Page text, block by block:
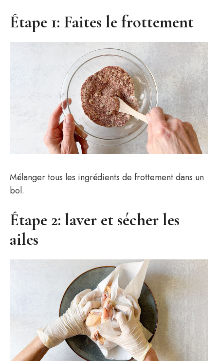
Étape 1: Faites le frottement
Mélanger tous les ingrédients de frottement dans un
bol.
Étape 2: laver et sécher les
ailes